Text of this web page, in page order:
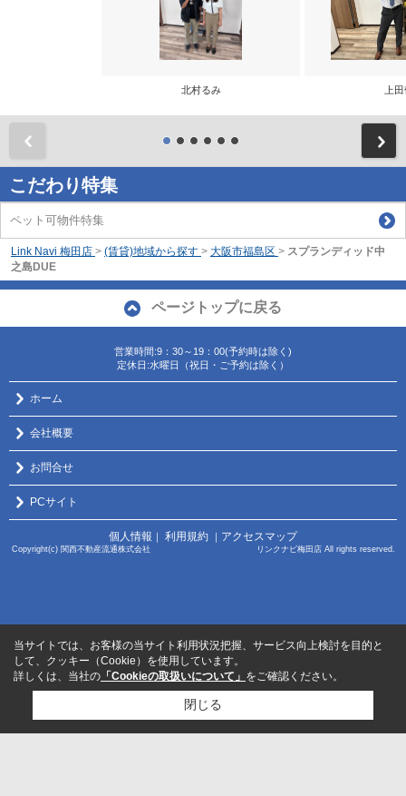
北村るみ 上
こだわり特集
ペット可物件特集
Link Navi 梅田店 > (賃貸)地域から探す > 大阪市福島区 > スプランディッド中
之島DUE
ページトップに戻る
営業時間:9：30～19：00(予約時は除く)
定休日:水曜日（祝日・ご予約は除く）
ホーム
会社概要
お問合せ
PCサイト
個人情報 利用規約 アクセスマップ
Copyright(c) 関西不動産流通株式会社 リンクナビ梅田店 All rights reserved.
当サイトでは、お客様の当サイト利用状況把握、サービス向上検討を目的と
して、クッキー（Cookie）を使用しています。
詳しくは、当社の 「Cookieの取扱いについて」 をご確認ください。
閉じる